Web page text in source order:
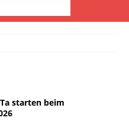
starten beim